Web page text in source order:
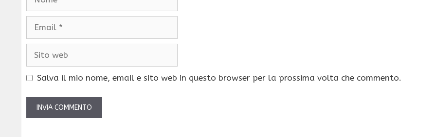
Email
Sito
Salva il mio nome, email e sito web in questo browser per la prossima volta che commento.